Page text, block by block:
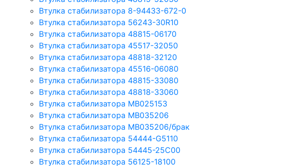
Втулка стабилизатора 8-94433-672-0
Втулка стабилизатора 56243-30R10
Втулка стабилизатора 48815-06170
Втулка стабилизатора 45517-32050
Втулка стабилизатора 48818-32120
Втулка стабилизатора 45516-06080
Втулка стабилизатора 48815-33080
Втулка стабилизатора 48818-33060
Втулка стабилизатора MB025153
Втулка стабилизатора MB035206
Втулка стабилизатора MB035206/брак
Втулка стабилизатора 54444-G5110
Втулка стабилизатора 54445-25C00
Втулка стабилизатора 56125-18100